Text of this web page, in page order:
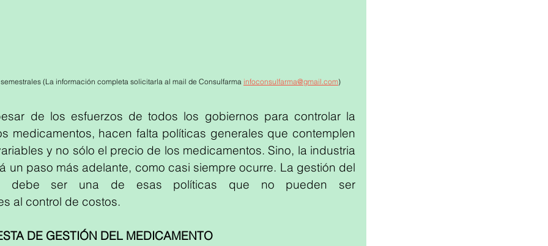
(La información completa solicitarla al mail de Consulfarma infoconsulfarma@gmail.com)
de los esfuerzos de todos los gobiernos para controlar la
medicamentos, hacen falta políticas generales que contemplen
y no sólo el precio de los medicamentos. Sino, la industria
un paso más adelante, como casi siempre ocurre. La gestión del
debe ser una de esas políticas que no pueden ser
al control de costos.
DE GESTIÓN DEL MEDICAMENTO